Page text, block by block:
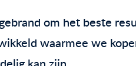
om het beste
waarmee we